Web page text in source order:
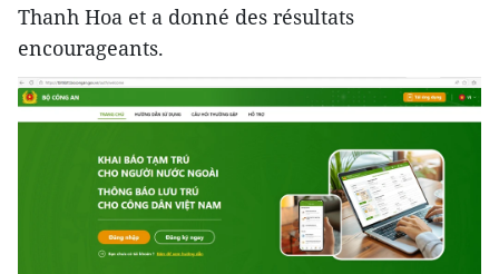
Thanh Hoa et a donné des résultats
encourageants.